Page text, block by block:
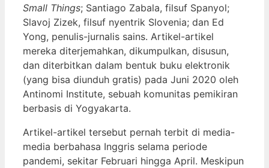
Small Things; Santiago Zabala, filsuf Spanyol;
Slavoj Zizek, filsuf nyentrik Slovenia; dan Ed
Yong, penulis-jurnalis sains. Artikel-artikel
mereka diterjemahkan, dikumpulkan, disusun,
dan diterbitkan dalam bentuk buku elektronik
(yang bisa diunduh gratis) pada Juni 2020 oleh
Antinomi Institute, sebuah komunitas pemikiran
berbasis di Yogyakarta.
Artikel-artikel tersebut pernah terbit di media-
media berbahasa Inggris selama periode
pandemi, sekitar Februari hingga April. Meskipun